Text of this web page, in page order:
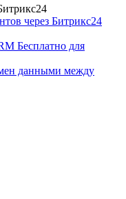
через Битрикс24
Бесплатно для
данными между